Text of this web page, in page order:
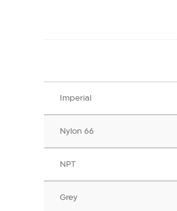
Imperial
Nylon 66
NPT
Grey